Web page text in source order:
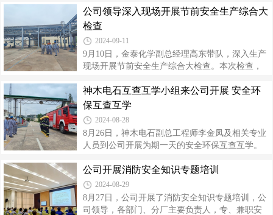
化安全风险管控和隐患排查治理，严防关键节
点“三违”行为，紧盯对潜在风险、隐患的整改落
实；二是坚决守好安全稳定底线，更加注重以
分厂陪同检查。检查组一行对公司安全生产治本
攻坚三年行动开展情况、重大事故隐患排查自查
自改情况、安全管理制度建设、安全培训教育、
生产设备、消防设施运行、承包商运行等方面进
行了全面细致的检查。随后深入现场检查了重大
危险源安全风险管控情况。检查组在反馈会上对
公司安全生产管理工作给予了充分的肯定，并要
求：一是继续贯彻习近平总书记关于安全生产重
要论述和指示批示精神，抓好企业安全生产主
公司领导深入现场开展节前安全生产综合大
检查
2024-09-11
9月10日，金泰化学副总经理高东带队，深入生产
现场开展节前安全生产综合大检查。本次检查，
工艺管线、设备维护、关键装置、重点部位以及
就地改造项目施工安全措施落实情况等9个方面内
容进行了全面排查。高东强调：一是临近“中秋、
国庆”双节，各部门、分厂要进一步绷紧安全弦，
举一反三地排查生产现场可能存在的问题，压实
责任、落细措施，做好节前隐患排查、整改、复
查工作，确保节假日期间生产装置安全稳定运
行；二是各单位要紧盯各自辖区关键区域、重点
装置运行动态，以关键撬动整体，保障
神木电石互查互学小组来公司开展 安全环
保互查互学
2024-08-28
8月26日，神木电石副总工程师李金凤及相关专业
人员到公司开展为期一天的安全环保互查互学。
各部门、分厂相关人员陪同。神木电石一行13人
分为安全、环保、职业卫生、设备、电气、仪
表、工艺7个专业检查组，由公司对应专业人员全
程陪同，对公司生产装置及资料台账进行了认真
公司开展消防安全知识专题培训
2024-08-29
8月27日，公司开展了消防安全知识专题培训，公
司领导，各部门、分厂主要负责人，专、兼职安